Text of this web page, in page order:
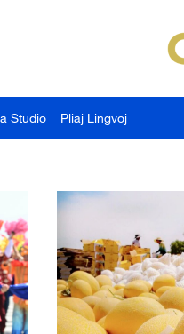
Studio Pliaj Lingvoj